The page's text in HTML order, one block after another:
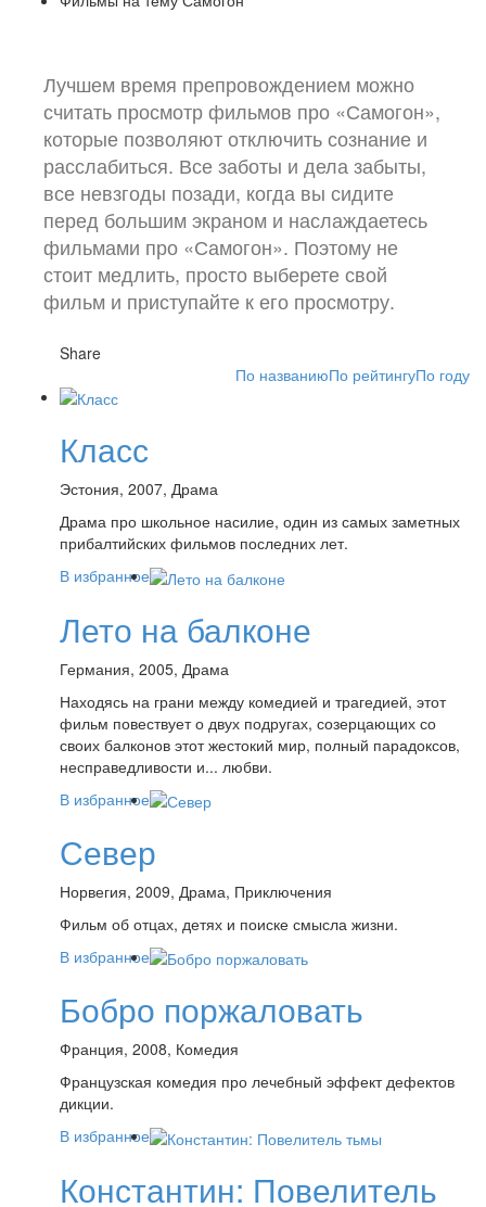
Лучшем время препровождением можно
считать просмотр фильмов про «Самогон»,
которые позволяют отключить сознание и
расслабиться. Все заботы и дела забыты,
все невзгоды позади, когда вы сидите
перед большим экраном и наслаждаетесь
фильмами про «Самогон». Поэтому не
стоит медлить, просто выберете свой
фильм и приступайте к его просмотру.
Share
По названиюПо рейтингуПо году
Класс
Эстония, 2007, Драма
Драма про школьное насилие, один из самых заметных
прибалтийских фильмов последних лет.
В избранное
Лето на балконе
Германия, 2005, Драма
Находясь на грани между комедией и трагедией, этот
фильм повествует о двух подругах, созерцающих со
своих балконов этот жестокий мир, полный парадоксов,
несправедливости и... любви.
В избранное
Север
Норвегия, 2009, Драма, Приключения
Фильм об отцах, детях и поиске смысла жизни.
В избранное
Бобро поржаловать
Франция, 2008, Комедия
Французская комедия про лечебный эффект дефектов
дикции.
В избранное
Константин: Повелитель